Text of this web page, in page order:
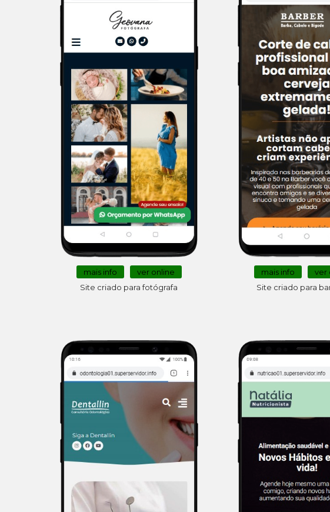
mais info
ver online
Site criado para fotógrafa
mais info
ver
Site criado para